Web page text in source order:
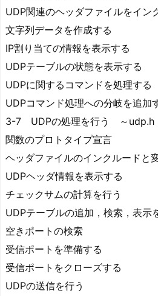
UDP関連のヘッダファイルをイン
文字列データを作成する
IP割り当ての情報を表示する
UDPテーブルの状態を表示する
UDPに関するコマンドを処理する
UDPコマンド処理への分岐を追加
3-7 UDPの処理を行う ～udp.h
関数のプロトタイプ宣言
ヘッダファイルのインクルードと
UDPヘッダ情報を表示する
チェックサムの計算を行う
UDPテーブルの追加，検索，表示
空きポートの検索
受信ポートを準備する
受信ポートをクローズする
UDPの送信を行う